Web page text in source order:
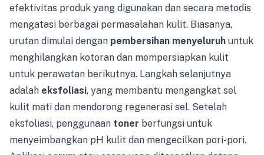
efektivitas produk yang digunakan dan secara metodis
mengatasi berbagai permasalahan kulit. Biasanya,
urutan dimulai dengan pembersihan menyeluruh untuk
menghilangkan kotoran dan mempersiapkan kulit
untuk perawatan berikutnya. Langkah selanjutnya
adalah eksfoliasi, yang membantu mengangkat sel
kulit mati dan mendorong regenerasi sel. Setelah
eksfoliasi, penggunaan toner berfungsi untuk
menyeimbangkan pH kulit dan mengecilkan pori-pori.